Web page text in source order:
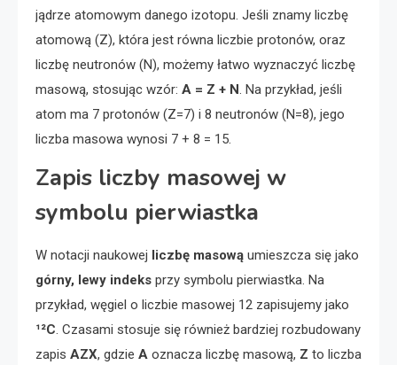
jądrze atomowym danego izotopu. Jeśli znamy liczbę
atomową (Z), która jest równa liczbie protonów, oraz
liczbę neutronów (N), możemy łatwo wyznaczyć liczbę
masową, stosując wzór: A = Z + N. Na przykład, jeśli
atom ma 7 protonów (Z=7) i 8 neutronów (N=8), jego
liczba masowa wynosi 7 + 8 = 15.
Zapis liczby masowej w
symbolu pierwiastka
W notacji naukowej liczbę masową umieszcza się jako
górny, lewy indeks przy symbolu pierwiastka. Na
przykład, węgiel o liczbie masowej 12 zapisujemy jako
¹²C. Czasami stosuje się również bardziej rozbudowany
zapis AZX, gdzie A oznacza liczbę masową, Z to liczba